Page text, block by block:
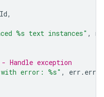
,
%s text instances" ,
Handle exception
error: %s" , err . error